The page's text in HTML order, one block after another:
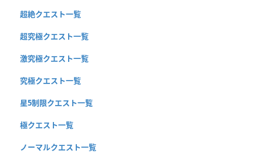
超絶クエスト一覧
超究極クエスト一覧
激究極クエスト一覧
究極クエスト一覧
星5制限クエスト一覧
極クエスト一覧
ノーマルクエスト一覧